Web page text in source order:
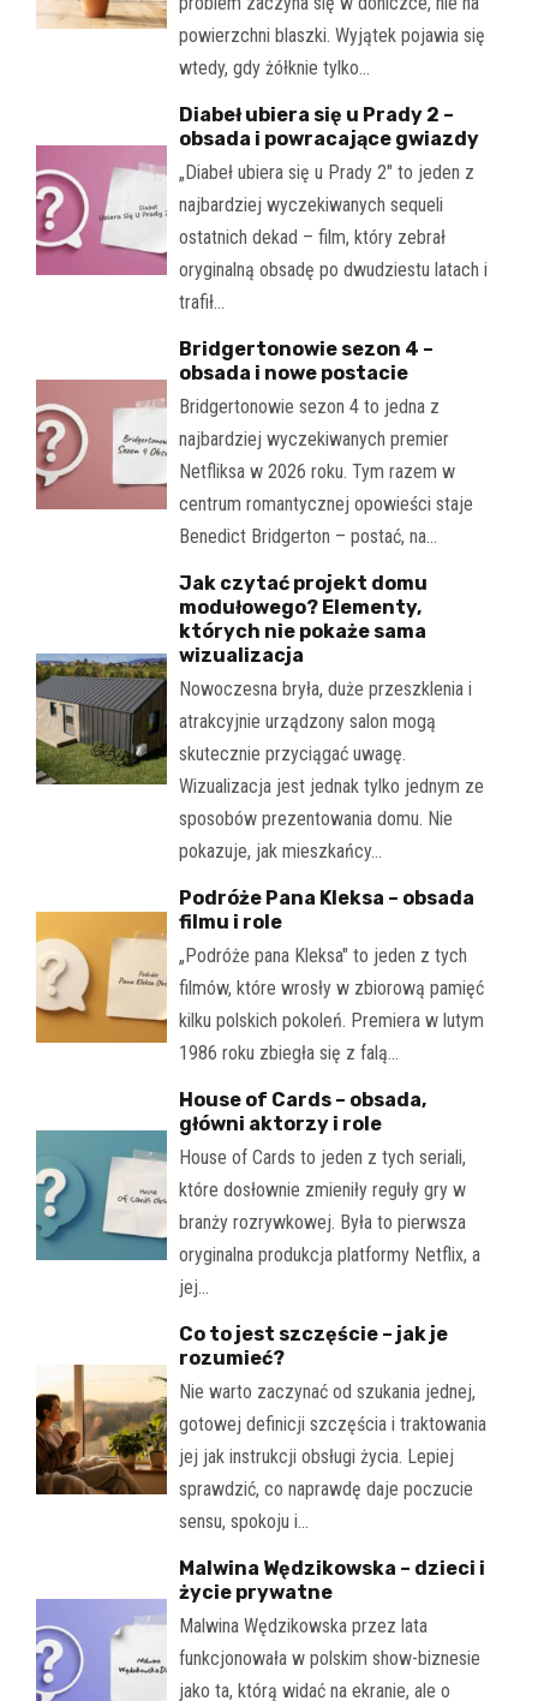
powierzchni blaszki. Wyjątek pojawia się
wtedy, gdy żółknie tylko…
Diabeł ubiera się u Prady 2 –
obsada i powracające gwiazdy
„Diabeł ubiera się u Prady 2" to jeden z
najbardziej wyczekiwanych sequeli
ostatnich dekad – film, który zebrał
oryginalną obsadę po dwudziestu latach i
trafił…
Bridgertonowie sezon 4 –
obsada i nowe postacie
Bridgertonowie sezon 4 to jedna z
najbardziej wyczekiwanych premier
Netfliksa w 2026 roku. Tym razem w
centrum romantycznej opowieści staje
Benedict Bridgerton – postać, na…
Jak czytać projekt domu
modułowego? Elementy,
których nie pokaże sama
wizualizacja
Nowoczesna bryła, duże przeszklenia i
atrakcyjnie urządzony salon mogą
skutecznie przyciągać uwagę.
Wizualizacja jest jednak tylko jednym ze
sposobów prezentowania domu. Nie
pokazuje, jak mieszkańcy…
Podróże Pana Kleksa – obsada
filmu i role
„Podróże pana Kleksa" to jeden z tych
filmów, które wrosły w zbiorową pamięć
kilku polskich pokoleń. Premiera w lutym
1986 roku zbiegła się z falą…
House of Cards – obsada,
główni aktorzy i role
House of Cards to jeden z tych seriali,
które dosłownie zmieniły reguły gry w
branży rozrywkowej. Była to pierwsza
oryginalna produkcja platformy Netflix, a
jej…
Co to jest szczęście – jak je
rozumieć?
Nie warto zaczynać od szukania jednej,
gotowej definicji szczęścia i traktowania
jej jak instrukcji obsługi życia. Lepiej
sprawdzić, co naprawdę daje poczucie
sensu, spokoju i…
Malwina Wędzikowska – dzieci i
życie prywatne
Malwina Wędzikowska przez lata
funkcjonowała w polskim show-biznesie
jako ta, którą widać na ekranie, ale o